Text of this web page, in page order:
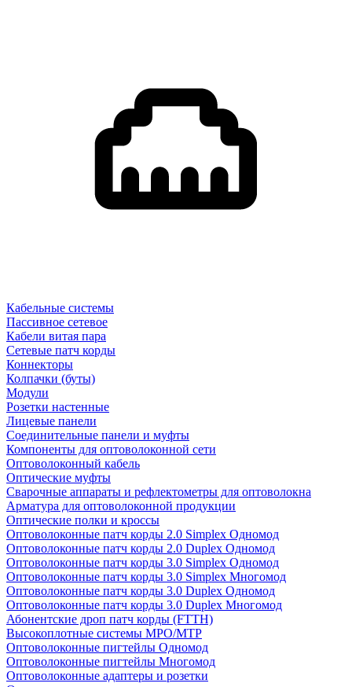
Кабельные системы
Пассивное сетевое
Кабели витая пара
Сетевые патч корды
Коннекторы
Колпачки (буты)
Модули
Розетки настенные
Лицевые панели
Соединительные панели и муфты
Компоненты для оптоволоконной сети
Оптоволоконный кабель
Оптические муфты
Сварочные аппараты и рефлектометры для оптоволокна
Арматура для оптоволоконной продукции
Оптические полки и кроссы
Оптоволоконные патч корды 2.0 Simplex Одномод
Оптоволоконные патч корды 2.0 Duplex Одномод
Оптоволоконные патч корды 3.0 Simplex Одномод
Оптоволоконные патч корды 3.0 Simplex Многомод
Оптоволоконные патч корды 3.0 Duplex Одномод
Оптоволоконные патч корды 3.0 Duplex Многомод
Абонентские дроп патч корды (FTTH)
Высокоплотные системы MPO/MTP
Оптоволоконные пигтейлы Одномод
Оптоволоконные пигтейлы Многомод
Оптоволоконные адаптеры и розетки